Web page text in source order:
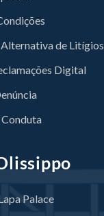
Alternativa de Litígios
Digital
Palace